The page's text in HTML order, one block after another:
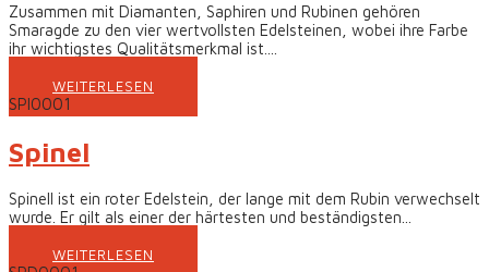
Zusammen mit Diamanten, Saphiren und Rubinen gehören
Smaragde zu den vier wertvollsten Edelsteinen, wobei ihre Farbe
ihr wichtigstes Qualitätsmerkmal ist....
WEITERLESEN
SPI0001
Spinel
Spinell ist ein roter Edelstein, der lange mit dem Rubin verwechselt
wurde. Er gilt als einer der härtesten und beständigsten...
WEITERLESEN